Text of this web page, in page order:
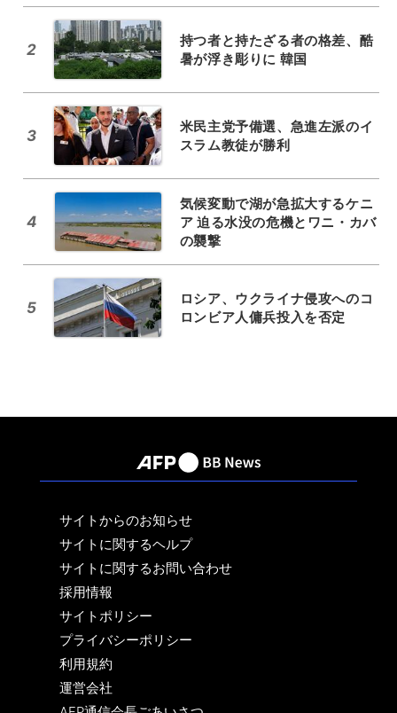
2
持つ者と持たざる者の格差、酷
暑が浮き彫りに 韓国
3
米民主党予備選、急進左派のイ
スラム教徒が勝利
4
気候変動で湖が急拡大するケニ
ア 迫る水没の危機とワニ・カバ
の襲撃
5
ロシア、ウクライナ侵攻へのコ
ロンビア人傭兵投入を否定
サイトからのお知らせ
サイトに関するヘルプ
サイトに関するお問い合わせ
採用情報
サイトポリシー
プライバシーポリシー
利用規約
運営会社